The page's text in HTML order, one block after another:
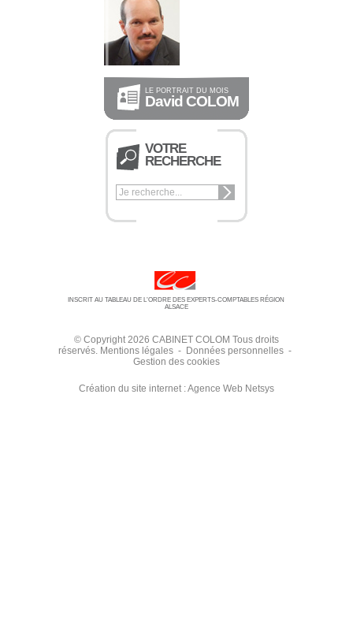
LE PORTRAIT DU MOIS
David COLOM
VOTRE
RECHERCHE
INSCRIT AU TABLEAU DE L’ORDRE DES EXPERTS-COMPTABLES RÉGION
ALSACE
© Copyright 2026 CABINET COLOM Tous droits
réservés. Mentions légales - Données personnelles -
Gestion des cookies
Création du site internet :Agence Web Netsys